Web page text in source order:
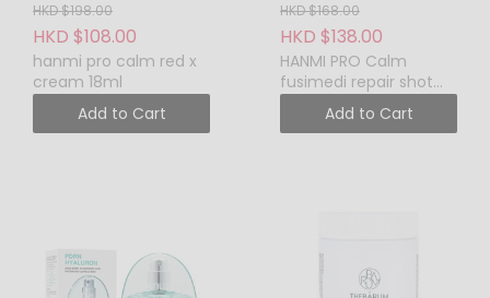
HKD $198.00
HKD $108.00
hanmi pro calm red x
cream 18ml
Add to Cart
HKD $168.00
HKD $138.00
HANMI PRO Calm
fusimedi repair shot
ampoules 10ml
Add to Cart
個人皮膚敏感問題而對產品
不適亦不設退換，敬請見
諒。
如要更換或退貨，請保留購
買資料，並保證商品完好，
如有任何爭議 ， 本公司保留
最終決定權。